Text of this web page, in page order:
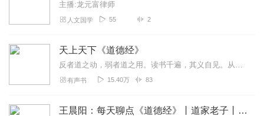
主播:龙元富律师
人文国学 55 2
天上天下《道德经》
反者道之动，弱者道之用。读书千遍，其义自见。从阴阳五行，易理风水的角度，借佛家之慧眼，走近真实的老子。无缘大慈，同体大悲。与天地同根，与万物同体，与圣贤同行。全...
有声书 15.40万 83
王晨阳：每天聊点《道德经》丨道家老子丨国学智慧